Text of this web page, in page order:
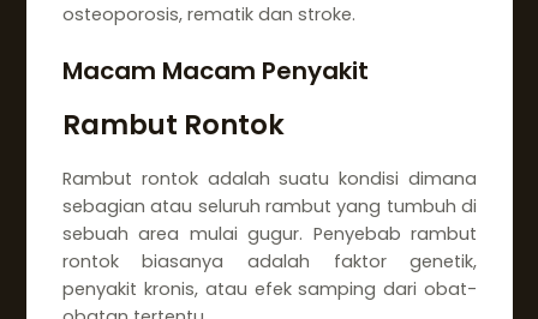
osteoporosis, rematik dan stroke.
Macam Macam Penyakit
Rambut Rontok
Rambut rontok adalah suatu kondisi dimana
sebagian atau seluruh rambut yang tumbuh di
sebuah area mulai gugur. Penyebab rambut
rontok biasanya adalah faktor genetik,
penyakit kronis, atau efek samping dari obat-